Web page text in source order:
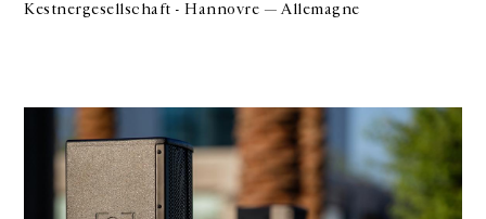
Kestnergesellschaft - Hannovre — Allemagne